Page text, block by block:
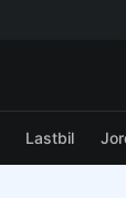
Lastbil